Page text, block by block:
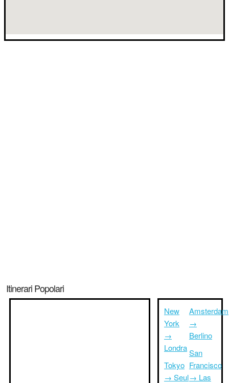
Itinerari Popolari
New
York
→
Londra
Tokyo
→ Seul
Amsterdam
→
Berlino
San
Francisco
→ Las